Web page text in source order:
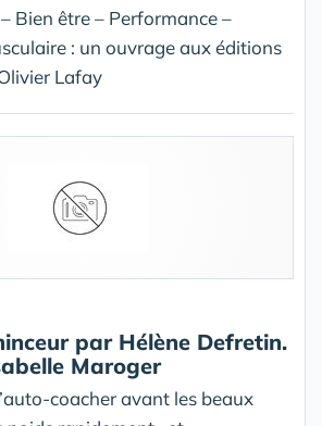
Bien être – Performance –
: un ouvrage aux éditions
Lafay
par Hélène Defretin.
Maroger
coacher avant les beaux